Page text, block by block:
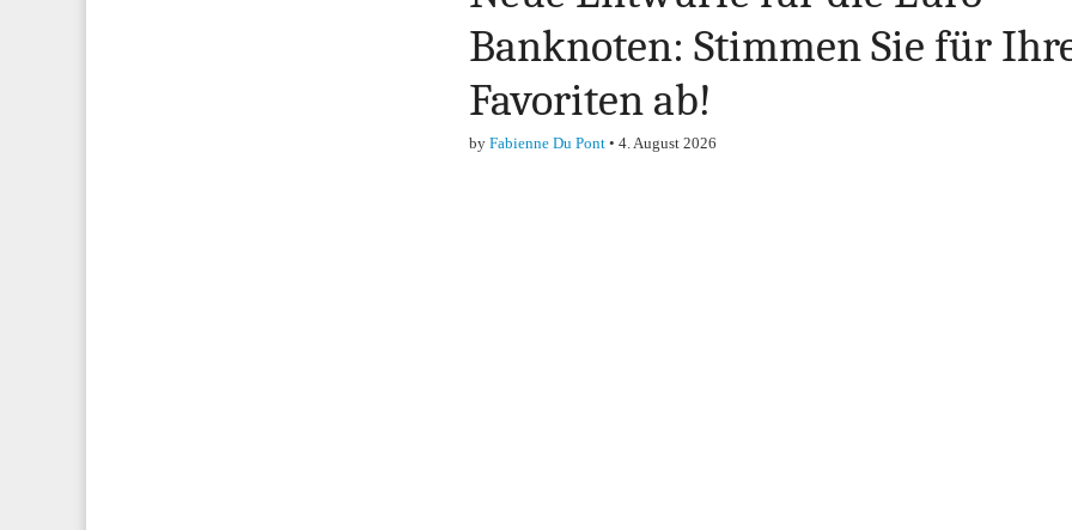
Banknoten: Stimmen Sie für
Favoriten ab!
by Fabienne Du Pont • 4. August 2026